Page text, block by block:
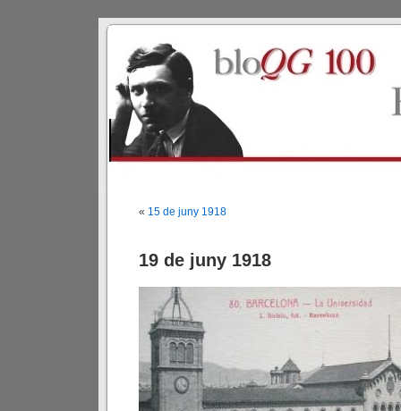
« 15 de juny 1918
19 de juny 1918